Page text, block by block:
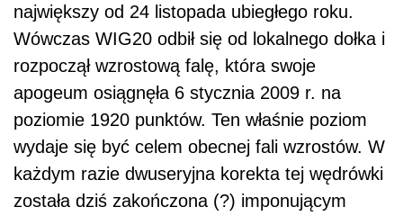
największy od 24 listopada ubiegłego roku.
Wówczas WIG20 odbił się od lokalnego dołka i
rozpoczął wzrostową falę, która swoje
apogeum osiągnęła 6 stycznia 2009 r. na
poziomie 1920 punktów. Ten właśnie poziom
wydaje się być celem obecnej fali wzrostów. W
każdym razie dwuseryjna korekta tej wędrówki
została dziś zakończona (?) imponującym